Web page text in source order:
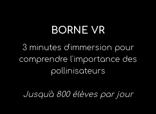
BORNE VR
3 minutes d'immersion pour
comprendre l'importance des
pollinisateurs
Jusqu'à 800 élèves par jour